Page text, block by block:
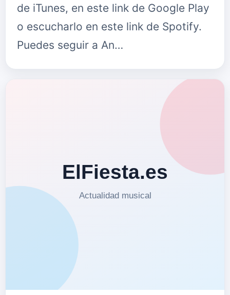
de iTunes, en este link de Google Play
o escucharlo en este link de Spotify.
Puedes seguir a An…